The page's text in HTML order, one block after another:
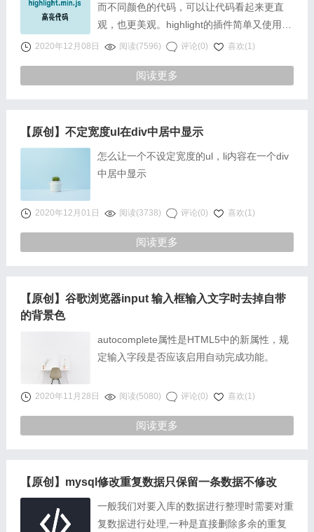
而不同颜色的代码，可以让代码看起来更直
观，也更美观。highlight的插件简单又使用。
比如下面这样的使用方法：1、先下载
https://highlightjs.org/&nbsp……
2020年12月08日 阅读(7596) 评论(0) 喜欢(1)
阅读更多
【原创】不定宽度ul在div中居中显示
怎么让一个不设定宽度的ul，li内容在一个div
中居中显示
2020年12月01日 阅读(3738) 评论(0) 喜欢(1)
阅读更多
【原创】谷歌浏览器input 输入框输入文字时去掉自带
的背景色
autocomplete属性是HTML5中的新属性，规
定输入字段是否应该启用自动完成功能。
2020年11月28日 阅读(5080) 评论(0) 喜欢(1)
阅读更多
【原创】mysql修改重复数据只保留一条数据不修改
一般我们对要入库的数据进行整理时需要对重
复数据进行处理,一种是直接删除多余的重复